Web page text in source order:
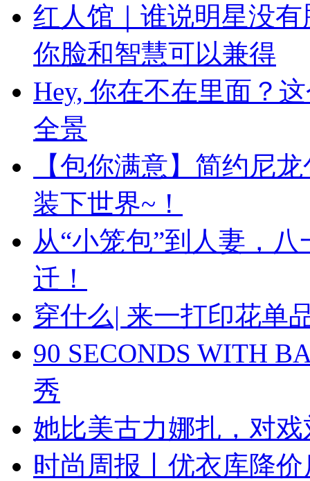
红人馆｜谁说明星没
你脸和智慧可以兼得
Hey, 你在不在里面？
全景
【包你满意】简约尼
装下世界~！
从“小笼包”到人妻，
迁！
穿什么| 来一打印花单
90 SECONDS WITH
秀
她比美古力娜扎，对
时尚周报丨优衣库降